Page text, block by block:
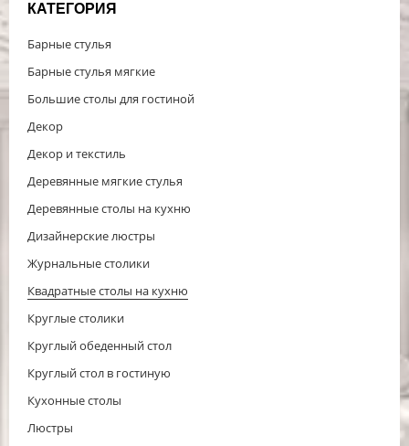
КАТЕГОРИЯ
Барные стулья
Барные стулья мягкие
Большие столы для гостиной
Декор
Декор и текстиль
Деревянные мягкие стулья
Деревянные столы на кухню
Дизайнерские люстры
Журнальные столики
Квадратные столы на кухню
Круглые столики
Круглый обеденный стол
Круглый стол в гостиную
Кухонные столы
Люстры